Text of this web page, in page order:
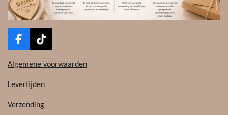
F
c
b
o
T
k
o
Algemene voorwaarden
Levertijden
Verzending